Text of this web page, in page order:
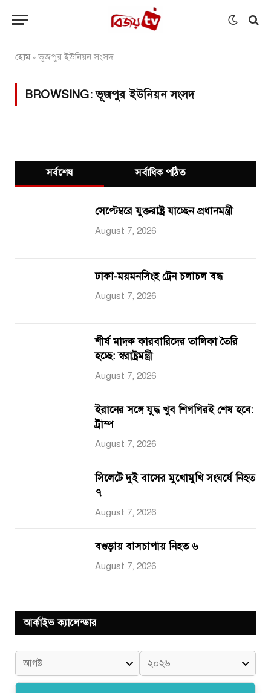
হোম»ভূজপুর ইউনিয়ন সংসদ
BROWSING:ভূজপুর ইউনিয়ন সংসদ
সর্বশেষ সর্বাধিক পঠিত
সেপ্টেম্বরে যুক্তরাষ্ট্র যাচ্ছেন প্রধানমন্ত্রী
August 7, 2026
ঢাকা-ময়মনসিংহ ট্রেন চলাচল বন্ধ
August 7, 2026
শীর্ষ মাদক কারবারিদের তালিকা তৈরি
হচ্ছে: স্বরাষ্ট্রমন্ত্রী
August 7, 2026
ইরানের সঙ্গে যুদ্ধ খুব শিগগিরই শেষ হবে:
ট্রাম্প
August 7, 2026
সিলেটে দুই বাসের মুখোমুখি সংঘর্ষে নিহত
৭
August 7, 2026
বগুড়ায় বাসচাপায় নিহত ৬
August 7, 2026
আর্কাইভ ক্যালেন্ডার